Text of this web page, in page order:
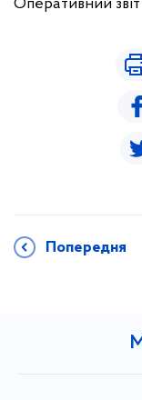
Оперативний звіт
Попередня